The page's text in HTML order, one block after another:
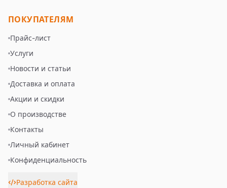
ПОКУПАТЕЛЯМ
Прайс-лист
Услуги
Новости и статьи
Доставка и оплата
Акции и скидки
О производстве
Контакты
Личный кабинет
Конфиденциальность
Разработка сайта